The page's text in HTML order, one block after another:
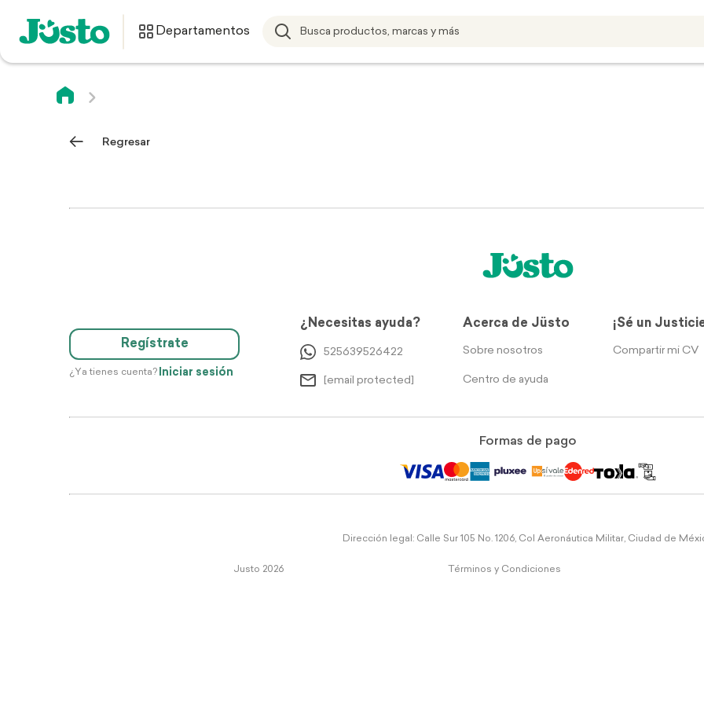
Departamentos
Regresar
Regístrate
¿Ya tienes cuenta? Iniciar sesión
¿Necesitas ayuda?
525639526422
[email protected]
Acerca de Jüsto
Sobre nosotros
Centro de ayuda
¡Sé un
Compartir mi CV
Formas de pago
Dirección legal: Calle Sur 105 No. 1206, Col Aeronáutica Militar, Ciudad de
Justo 2026 Términos y Condiciones